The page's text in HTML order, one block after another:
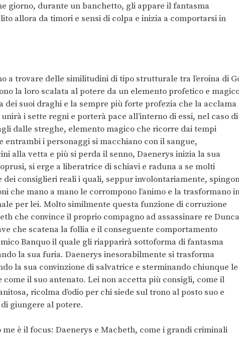
giorno, durante un banchetto, gli appare il fantasma
allora da timori e sensi di colpa e inizia a comportarsi in
a trovare delle similitudini di tipo strutturale tra l’eroina di
la loro scalata al potere da un elemento profetico e
dei suoi draghi e la sempre più forte profezia che la acclama
i sette regni e porterà pace all’interno di essi, nel caso di
dalle streghe, elemento magico che ricorre dai tempi
entrambi i personaggi si macchiano con il sangue,
alla vetta e più si perda il senno, Daenerys inizia la sua
si erge a liberatrice di schiavi e raduna a se molti
consiglieri reali i quali, seppur involontariamente,
che mano a mano le corrompono l’animo e la trasformano
per lei. Molto similmente questa funzione di corruzione
che convince il proprio compagno ad assassinare re
che scatena la follia e il conseguente comportamento
Banquo il quale gli riapparirà sottoforma di fantasma
la sua furia. Daenerys inesorabilmente si trasforma
la sua convinzione di salvatrice e sterminando chiunque le
il suo antenato. Lei non accetta più consigli, come il
ricolma d’odio per chi siede sul trono al posto suo e
giungere al potere.
me è il focus: Daenerys e Macbeth, come i grandi criminali